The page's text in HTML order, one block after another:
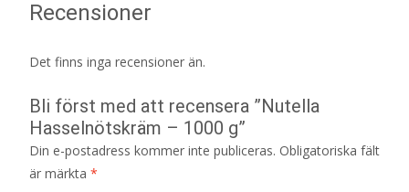
Recensioner
Det finns inga recensioner än.
Bli först med att recensera ”Nutella
Hasselnötskräm – 1000 g”
Din e-postadress kommer inte publiceras. Obligatoriska fält
är märkta *